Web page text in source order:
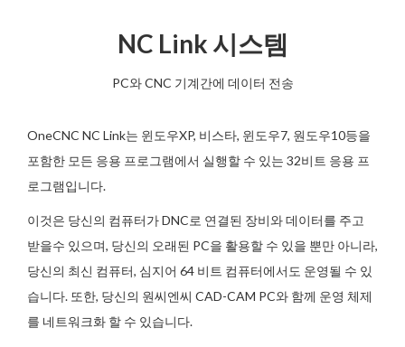
NC Link 시스템
PC와 CNC 기계간에 데이터 전송
OneCNC NC Link는 윈도우XP, 비스타, 윈도우7, 원도우10등을
포함한 모든 응용 프로그램에서 실행할 수 있는 32비트 응용 프
로그램입니다.
이것은 당신의 컴퓨터가 DNC로 연결된 장비와 데이터를 주고
받을수 있으며, 당신의 오래된 PC을 활용할 수 있을 뿐만 아니라,
당신의 최신 컴퓨터, 심지어 64 비트 컴퓨터에서도 운영될 수 있
습니다. 또한, 당신의 원씨엔씨 CAD-CAM PC와 함께 운영 체제
를 네트워크화 할 수 있습니다.